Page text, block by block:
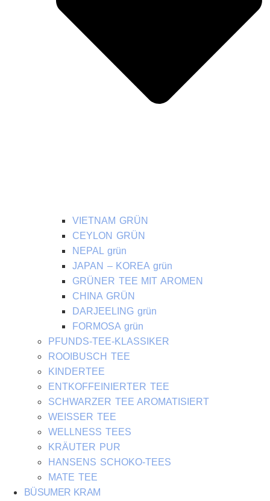
VIETNAM GRÜN
CEYLON GRÜN
NEPAL grün
JAPAN – KOREA grün
GRÜNER TEE MIT AROMEN
CHINA GRÜN
DARJEELING grün
FORMOSA grün
PFUNDS-TEE-KLASSIKER
ROOIBUSCH TEE
KINDERTEE
ENTKOFFEINIERTER TEE
SCHWARZER TEE AROMATISIERT
WEISSER TEE
WELLNESS TEES
KRÄUTER PUR
HANSENS SCHOKO-TEES
MATE TEE
BÜSUMER KRAM